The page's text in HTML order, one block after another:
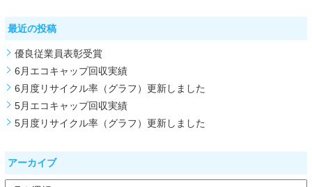
最近の投稿
優良従業員表彰受賞
6月エコキャップ回収実績
6月度リサイクル率（グラフ）更新しました
5月エコキャップ回収実績
5月度リサイクル率（グラフ）更新しました
アーカイブ